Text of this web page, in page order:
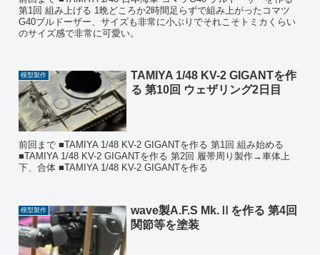
第1回 組み上げる 1晩どころか2時間足らずで組み上がったコマツ
G40ブルドーザー、サイズも非常に小ぶりでそれこそトミカくらい
のサイズ感で非常に可愛い。
模型製作
TAMIYA 1/48 KV-2 GIGANTを作
る 第10回 ウェザリング2日目
前回まで ■TAMIYA 1/48 KV-2 GIGANTを作る 第1回 組み始める
■TAMIYA 1/48 KV-2 GIGANTを作る 第2回 履帯周り製作→車体上
下、合体 ■TAMIYA 1/48 KV-2 GIGANTを作る
模型製作
wave製A.F.S Mk.Ⅱを作る 第4回
関節等を塗装